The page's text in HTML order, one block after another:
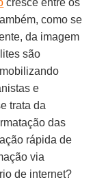
como se
da imagem
são
e
trata da
das
rápida de
via
de internet?